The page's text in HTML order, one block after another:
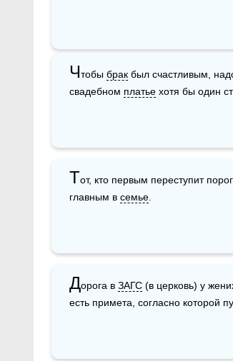
Чтобы брак был счастливым,
свадебном платье хотя бы один
Тот, кто первым переступит порог
главным в семье
Дорога в ЗАГС (в церковь) у
есть примета, согласно которой